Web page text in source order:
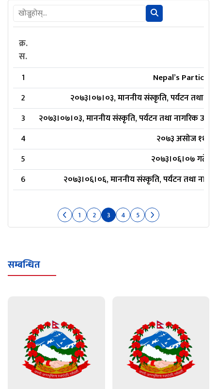
क्र.
स.
1
Nepal’s
2
२०७३।०७।०३, माननीय संस्कृति, पर्यटन तथा
3
२०७३।०७।०३, माननीय संस्कृति, पर्यटन तथा नागरिक
4
२०७३ असोज ११
5
२०७३।०६।०७ गते,
6
२०७३।०६।०६, माननीय संस्कृति, पर्यटन तथा
1 2 3 4 5
सम्बन्धित